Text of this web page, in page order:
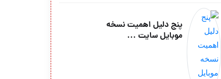
پنج دلیل اهمیت نسخه
موبایل سایت ...